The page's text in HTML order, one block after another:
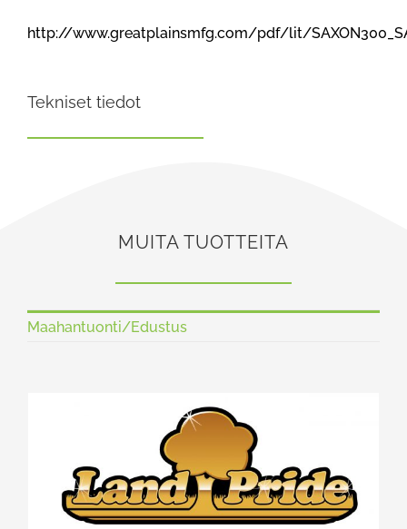
http://www.greatplainsmfg.com/pdf/lit/
Tekniset tiedot
MUITA TUOTTEITA
Maahantuonti/Edustus